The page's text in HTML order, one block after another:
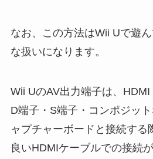
なお、この方法はWii Uで遊
な扱いになります。
Wii UのAV出力端子は、HDMI
D端子・S端子・コンポジッ
ャプチャーボードと接続する
良いHDMIケーブルでの接続